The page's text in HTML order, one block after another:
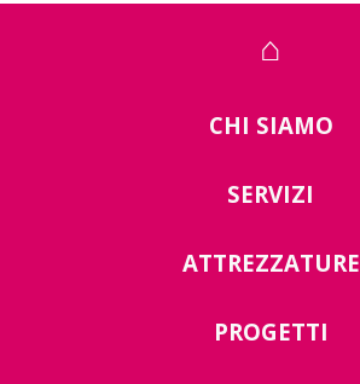
⌂
CHI SIAMO
SERVIZI
ATTREZZATURE
PROGETTI